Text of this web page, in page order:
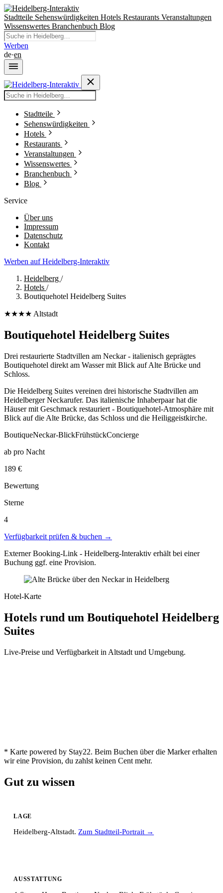
Stadtteile Sehenswürdigkeiten Hotels Restaurants Veranstaltungen
Wissenswertes Branchenbuch Blog
Werben
de·en
Stadtteile
Sehenswürdigkeiten
Hotels
Restaurants
Veranstaltungen
Wissenswertes
Branchenbuch
Blog
Service
Über uns
Impressum
Datenschutz
Kontakt
Werben auf Heidelberg-Interaktiv
Heidelberg /
Hotels /
Boutiquehotel Heidelberg Suites
★★★★ Altstadt
Boutiquehotel Heidelberg Suites
Drei restaurierte Stadtvillen am Neckar - italienisch geprägtes
Boutiquehotel direkt am Wasser mit Blick auf Alte Brücke und
Schloss.
Die Heidelberg Suites vereinen drei historische Stadtvillen am
Heidelberger Neckarufer. Das italienische Inhaberpaar hat die
Häuser mit Geschmack restauriert - Boutiquehotel-Atmosphäre mit
Blick auf die Alte Brücke, das Schloss und die Heiliggeistkirche.
BoutiqueNeckar-BlickFrühstückConcierge
ab pro Nacht
189 €
Bewertung
Sterne
4
Verfügbarkeit prüfen & buchen →
Externer Booking-Link - Heidelberg-Interaktiv erhält bei einer
Buchung ggf. eine Provision.
Hotel-Karte
Hotels rund um Boutiquehotel Heidelberg
Suites
Live-Preise und Verfügbarkeit in Altstadt und Umgebung.
* Karte powered by Stay22. Beim Buchen über die Marker erhalten
wir eine Provision, du zahlst keinen Cent mehr.
Gut zu wissen
LAGE
Heidelberg-Altstadt.Zum Stadtteil-Portrait →
AUSSTATTUNG